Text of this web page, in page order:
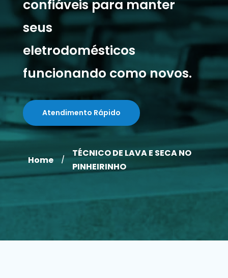
confiáveis para manter
seus
eletrodomésticos
funcionando como novos.
Atendimento Rápido
Home /
TÉCNICO DE LAVA E SECA NO
PINHEIRINHO